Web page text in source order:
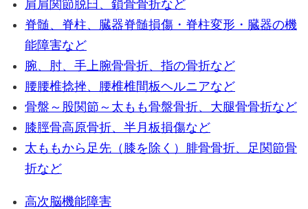
肩 肩関節脱臼、鎖骨骨折など
脊髄、脊柱、臓器脊髄損傷・脊柱変形・臓器の機
能障害など
腕、肘、手 上腕骨骨折、指の骨折など
腰腰椎捻挫、腰椎椎間板ヘルニアなど
骨盤～股関節～太もも骨盤骨折、大腿骨骨折など
膝脛骨高原骨折、半月板損傷など
太ももから足先（膝を除く） 腓骨骨折、足関節骨
折など
高次脳機能障害